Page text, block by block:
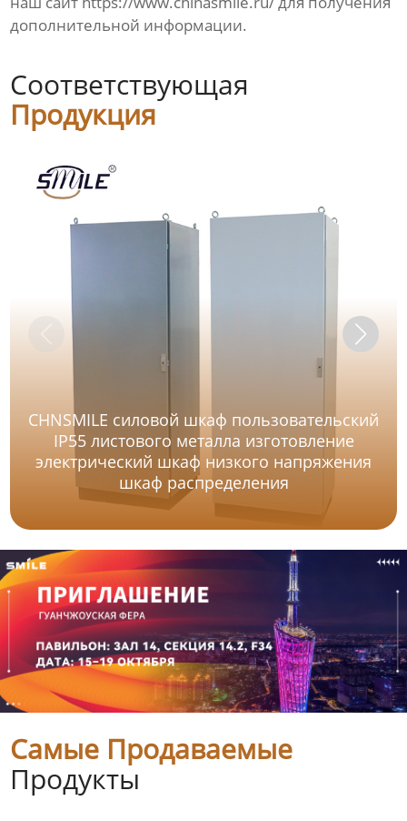
дополнительной информации.
Соответствующая
Продукция
CHNSMILE силовой шкаф пользовательский
IP55 листового металла изготовление
электрический шкаф низкого напряжения
шкаф распределения
Самые Продаваемые
Продукты